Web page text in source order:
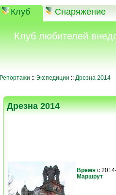
Клуб Снаряжение
Клуб любителей
Репортажи :: Экспедиции :: Дрезна 2014
Дрезна 2014
Время с
Маршрут